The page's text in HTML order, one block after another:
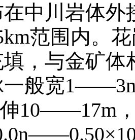
中川岩体外
范围内。
，与金矿体
般宽1——
10——17m
——0.50×